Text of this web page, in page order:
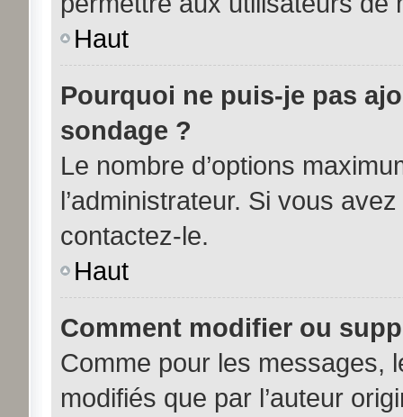
Haut
Pourquoi ne puis-je pas
sondage ?
Le nombre d’options
l’administrateur. Si vous
contactez-le.
Haut
Comment modifier ou
Comme pour les messages,
modifiés que par l’auteur